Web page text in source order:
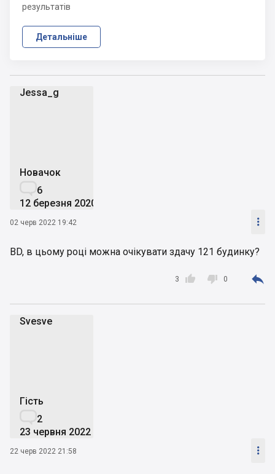
Jessa_g
Новачок
6
12 березня 2020
02 черв 2022 19:42 
BD, в цьому році можна очікувати здачу 121 будинку?

3  0 
Svesve
Гість
2
23 червня 2022
22 черв 2022 21:58 
результатів
Детальніше